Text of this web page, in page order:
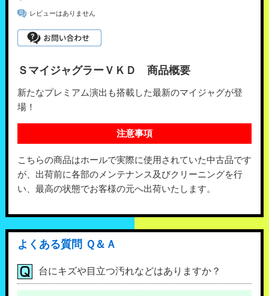
レビューはありません
ＳマイジャグラーＶＫＤ 商品概要
新たなプレミアム演出も搭載した最新のマイジャグが登
場！
注意事項
こちらの商品はホールで実際に使用されていた中古品です
が、出荷前に各部のメンテナンス及びクリーニングを行
い、最高の状態でお客様の元へ出荷いたします。
よくある質問 Ｑ＆Ａ
台にキズや目立つ汚れなどはありますか？